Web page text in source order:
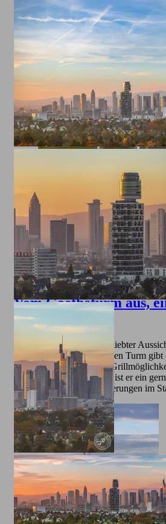
Bild
Vom Goetheturm aus,
Skyline
Der Goetheturm ist ein beliebter
von Frankfurt. Rund um den Turm gibt
Spielplatz für Kinder mit
Wasserspielen. Außerdem ist er ein
Ausgangspunkt für Wanderungen im